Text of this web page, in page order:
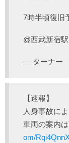
7時半頃復旧
@西武新宿駅
— ターナー
【速報】
人身事故に
車両の案内
om/